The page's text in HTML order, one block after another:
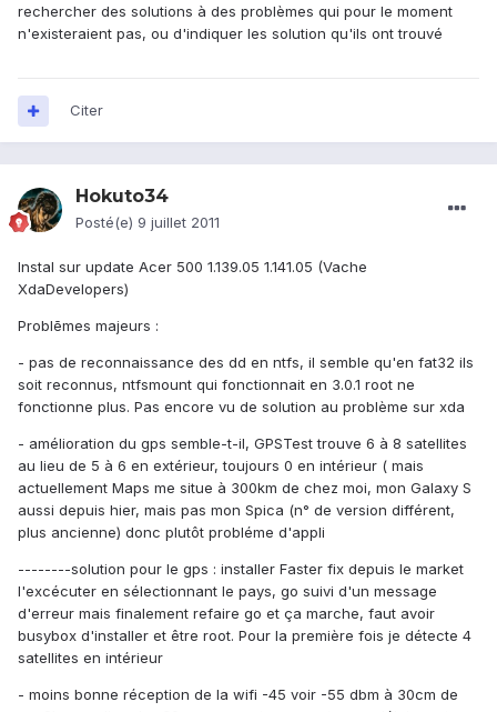
rechercher des solutions à des problèmes qui pour le moment
n'existeraient pas, ou d'indiquer les solution qu'ils ont trouvé
Citer
Hokuto34
Posté(e) 9 juillet 2011
Instal sur update Acer 500 1.139.05 1.141.05 (Vache
XdaDevelopers)
Problēmes majeurs :
- pas de reconnaissance des dd en ntfs, il semble qu'en fat32 ils
soit reconnus, ntfsmount qui fonctionnait en 3.0.1 root ne
fonctionne plus. Pas encore vu de solution au problème sur xda
- amélioration du gps semble-t-il, GPSTest trouve 6 à 8 satellites
au lieu de 5 à 6 en extérieur, toujours 0 en intérieur ( mais
actuellement Maps me situe à 300km de chez moi, mon Galaxy S
aussi depuis hier, mais pas mon Spica (n° de version différent,
plus ancienne) donc plutôt probléme d'appli
--------solution pour le gps : installer Faster fix depuis le market
l'excécuter en sélectionnant le pays, go suivi d'un message
d'erreur mais finalement refaire go et ça marche, faut avoir
busybox d'installer et être root. Pour la première fois je détecte 4
satellites en intérieur
- moins bonne réception de la wifi -45 voir -55 dbm à 30cm de